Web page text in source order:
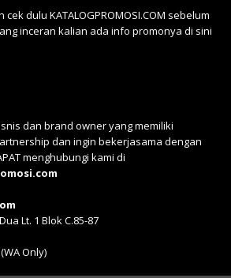
dulu KATALOGPROMOSI.COM sebelum
inceran kalian ada info promonya di sini
dan brand owner yang memiliki
dan ingin bekerjasama dengan
menghubungi kami di
Lt. 1 Blok C.85-87
Only)